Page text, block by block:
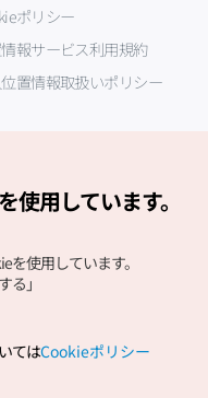
ポリシー
報サービス利用規約
置情報取扱いポリシー
All Rights
用しています。
使用しています。
る」
てはCookieポリシー